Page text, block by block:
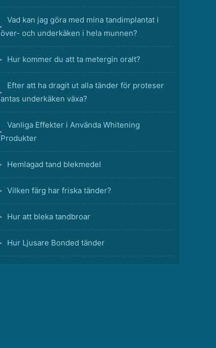
Vad kan jag göra med mina tandimplantat i
över- och underkäken i hela munnen?
Hur kommer du att ta metergin oralt?
Efter att ha dragit ut alla tänder för proteser
antas underkäken växa?
Vanliga Effekter i Använda Whitening
Produkter
Hemlagad tand blekmedel
Vilken färg har friska tänder?
Hur att bleka tandbroar
Hur Ljusare Bonded tänder